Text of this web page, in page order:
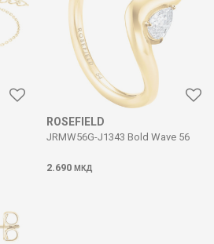
ROSEFIELD
JRMW56G-J1343 Bold Wave 56
2.690 МКД